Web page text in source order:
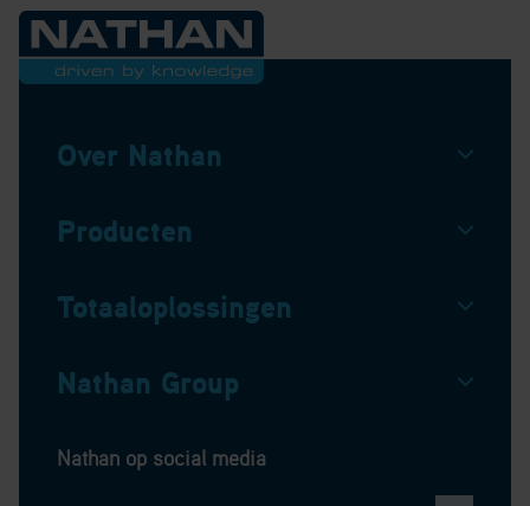
Over Nathan
Producten
Totaaloplossingen
Nathan Group
Nathan op social media